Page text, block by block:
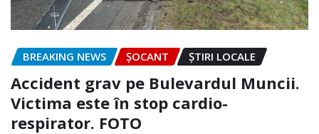
BREAKING NEWS ȘOCANT ȘTIRI LOCALE
Accident grav pe Bulevardul Muncii.
Victima este în stop cardio-
respirator. FOTO